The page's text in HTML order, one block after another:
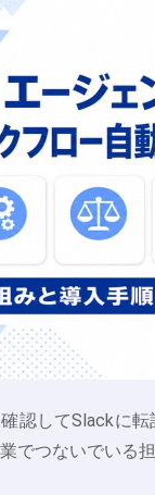
認してSlackに
でつないでいる